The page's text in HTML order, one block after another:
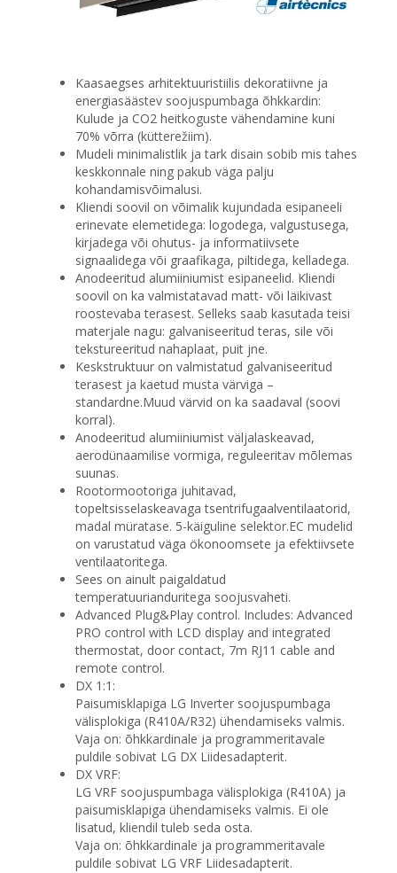
Kaasaegses arhitektuuristiilis dekoratiivne ja
energiasäästev soojuspumbaga õhkkardin:
Kulude ja CO2 heitkoguste vähendamine kuni
70% võrra (kütterežiim).
Mudeli minimalistlik ja tark disain sobib mis tahes
keskkonnale ning pakub väga palju
kohandamisvõimalusi.
Kliendi soovil on võimalik kujundada esipaneeli
erinevate elemetidega: logodega, valgustusega,
kirjadega või ohutus- ja informatiivsete
signaalidega või graafikaga, piltidega, kelladega.
Anodeeritud alumiiniumist esipaneelid. Kliendi
soovil on ka valmistatavad matt- või läikivast
roostevaba terasest. Selleks saab kasutada teisi
materjale nagu: galvaniseeritud teras, sile või
tekstureeritud nahaplaat, puit jne.
Keskstruktuur on valmistatud galvaniseeritud
terasest ja kaetud musta värviga –
standardne.Muud värvid on ka saadaval (soovi
korral).
Anodeeritud alumiiniumist väljalaskeavad,
aerodünaamilise vormiga, reguleeritav mõlemas
suunas.
Rootormootoriga juhitavad,
topeltsisselaskeavaga tsentrifugaalventilaatorid,
madal müratase. 5-käiguline selektor.EC mudelid
on varustatud väga ökonoomsete ja efektiivsete
ventilaatoritega.
Sees on ainult paigaldatud
temperatuurianduritega soojusvaheti.
Advanced Plug&Play control. Includes: Advanced
PRO control with LCD display and integrated
thermostat, door contact, 7m RJ11 cable and
remote control.
DX 1:1:
Paisumisklapiga LG Inverter soojuspumbaga
välisplokiga (R410A/R32) ühendamiseks valmis.
Vaja on: õhkkardinale ja programmeritavale
puldile sobivat LG DX Liidesadapterit.
DX VRF:
LG VRF soojuspumbaga välisplokiga (R410A) ja
paisumisklapiga ühendamiseks valmis. Ei ole
lisatud, kliendil tuleb seda osta.
Vaja on: õhkkardinale ja programmeritavale
puldile sobivat LG VRF Liidesadapterit.